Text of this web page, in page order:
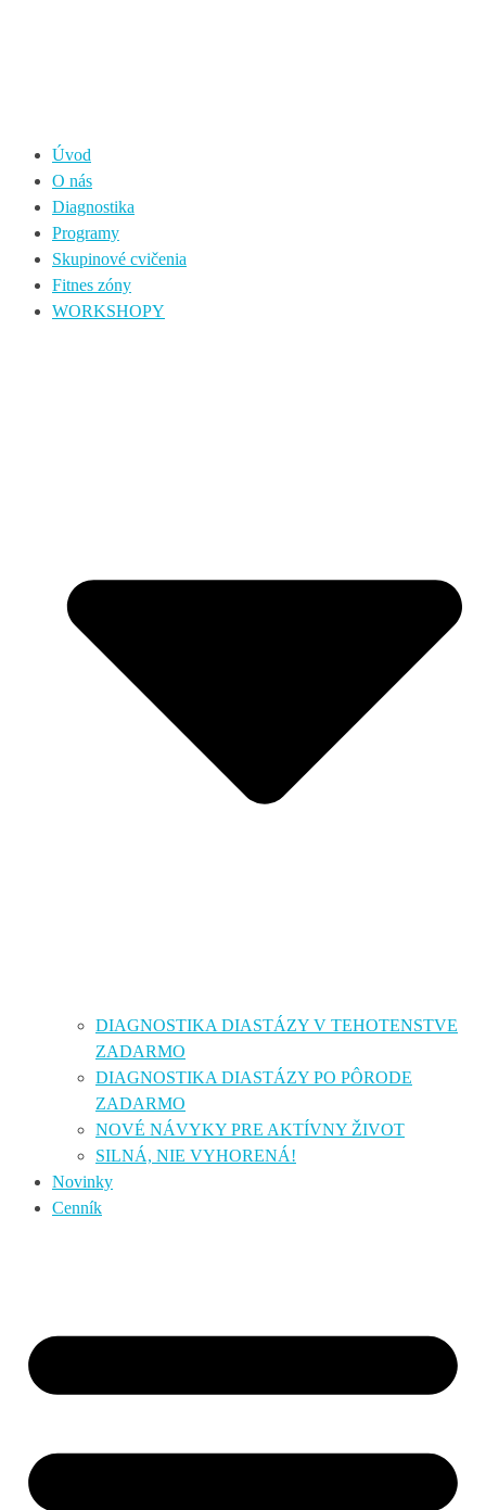
Úvod
O nás
Diagnostika
Programy
Skupinové cvičenia
Fitnes zóny
WORKSHOPY
DIAGNOSTIKA DIASTÁZY V TEHOTENSTVE
ZADARMO
DIAGNOSTIKA DIASTÁZY PO PÔRODE
ZADARMO
NOVÉ NÁVYKY PRE AKTÍVNY ŽIVOT
SILNÁ, NIE VYHORENÁ!
Novinky
Cenník